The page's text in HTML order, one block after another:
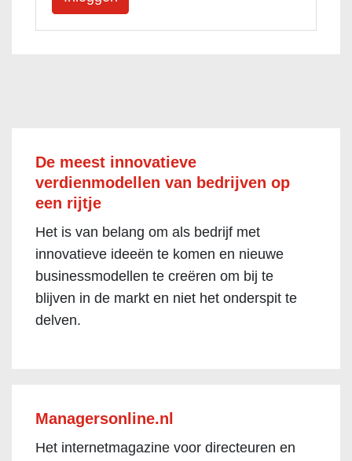
De meest innovatieve
verdienmodellen van bedrijven op
een rijtje
Het is van belang om als bedrijf met
innovatieve ideeën te komen en nieuwe
businessmodellen te creëren om bij te
blijven in de markt en niet het onderspit te
delven.
Managersonline.nl
Het internetmagazine voor directeuren en